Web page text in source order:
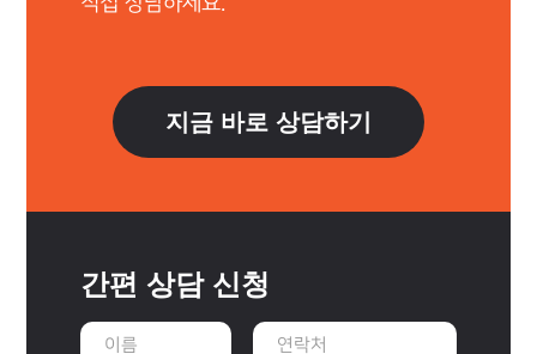
지금 바로 상담하기
간편 상담 신청